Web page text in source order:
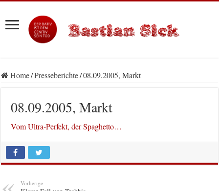
Home/Presseberichte/08.09.2005, Markt
08.09.2005, Markt
Vom Ultra-Perfekt, der Spaghetto…
Vorherige